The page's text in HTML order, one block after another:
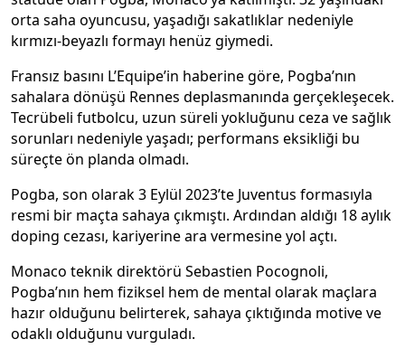
orta saha oyuncusu, yaşadığı sakatlıklar nedeniyle
kırmızı-beyazlı formayı henüz giymedi.
Fransız basını L’Equipe’in haberine göre, Pogba’nın
sahalara dönüşü Rennes deplasmanında gerçekleşecek.
Tecrübeli futbolcu, uzun süreli yokluğunu ceza ve sağlık
sorunları nedeniyle yaşadı; performans eksikliği bu
süreçte ön planda olmadı.
Pogba, son olarak 3 Eylül 2023’te Juventus formasıyla
resmi bir maçta sahaya çıkmıştı. Ardından aldığı 18 aylık
doping cezası, kariyerine ara vermesine yol açtı.
Monaco teknik direktörü Sebastien Pocognoli,
Pogba’nın hem fiziksel hem de mental olarak maçlara
hazır olduğunu belirterek, sahaya çıktığında motive ve
odaklı olduğunu vurguladı.